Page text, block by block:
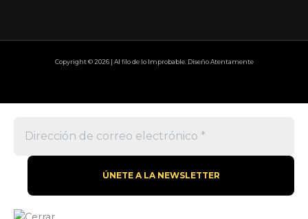
Copyright © 2026 | Al filo de lo Improbable. Diseño Atentamente